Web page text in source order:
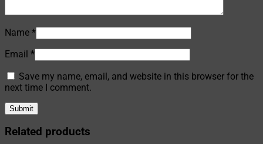
Name *
Email *
Save my name, email, and website in this browser for the
next time I comment.
Related products